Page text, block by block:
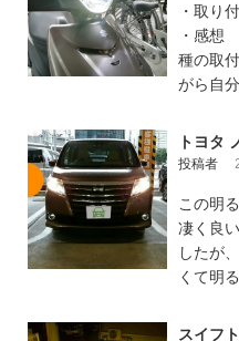
・取り
・感想
種の取
がら自
トヨタ
投稿者
この明
凄く良
したが
くて明
スイフ